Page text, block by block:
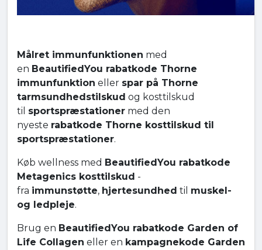
Målret immunfunktionen med
en BeautifiedYou rabatkode Thorne
immunfunktion eller spar på Thorne
tarmsundhedstilskud og kosttilskud
til sportspræstationer med den
nyeste rabatkode Thorne kosttilskud til
sportspræstationer.
Køb wellness med BeautifiedYou rabatkode
Metagenics kosttilskud -
fra immunstøtte, hjertesundhed til muskel-
og ledpleje.
Brug en BeautifiedYou rabatkode Garden of
Life Collagen eller en kampagnekode Garden